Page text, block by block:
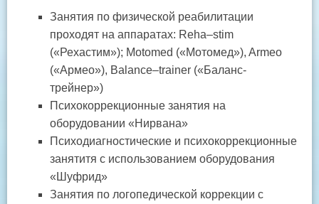
Занятия по физической реабилитации
проходят на аппаратах: Reha–stim
(«Рехастим»); Motomed («Мотомед»), Armeo
(«Армео»), Balance–trainer («Баланс-
трейнер»)
Психокоррекционные занятия на
оборудовании «Нирвана»
Психодиагностические и психокоррекционные
занятитя с использованием оборудования
«Шуфрид»
Занятия по логопедической коррекции с